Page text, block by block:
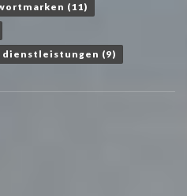
(11)
dienstleistungen (9)